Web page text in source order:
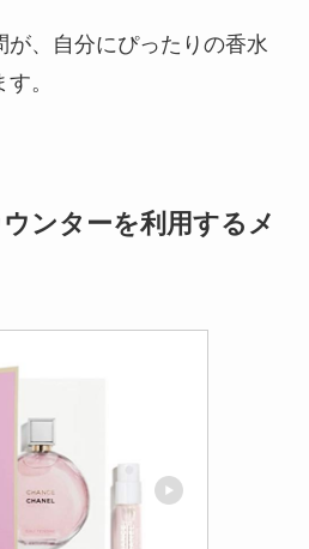
が、自分にぴったりの香水
。
ンターを利用するメ